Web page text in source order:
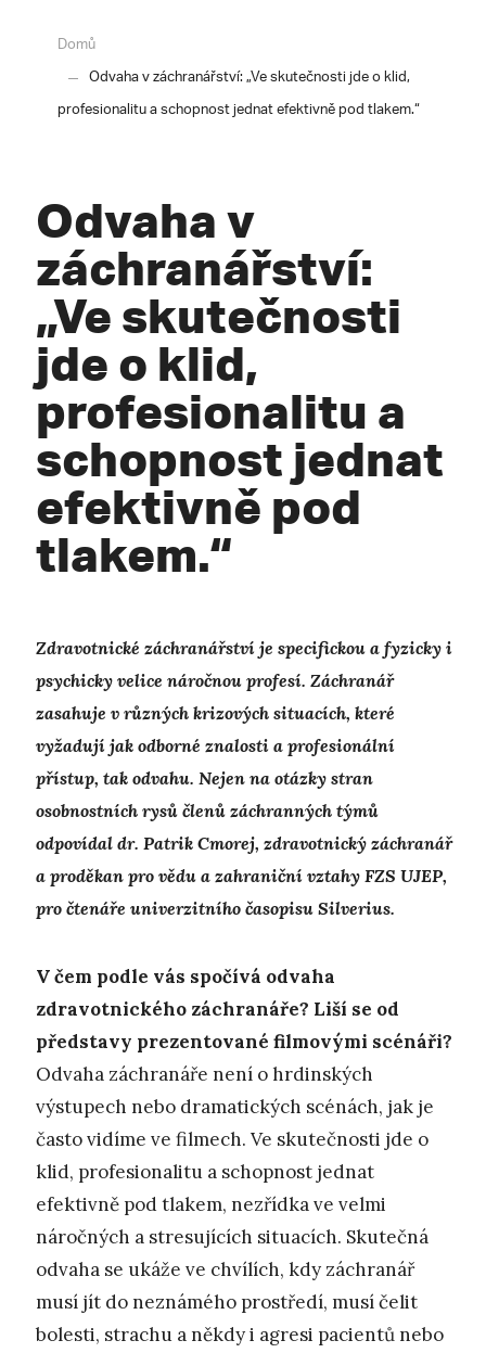
Domů
Odvaha v záchranářství: „Ve skutečnosti jde o klid,
profesionalitu a schopnost jednat efektivně pod tlakem.“
Odvaha v
záchranářství:
„Ve skutečnosti
jde o klid,
profesionalitu a
schopnost jednat
efektivně pod
tlakem.“
Zdravotnické záchranářství je specifickou a fyzicky i
psychicky velice náročnou profesí. Záchranář
zasahuje v různých krizových situacích, které
vyžadují jak odborné znalosti a profesionální
přístup, tak odvahu. Nejen na otázky stran
osobnostních rysů členů záchranných týmů
odpovídal dr. Patrik Cmorej, zdravotnický záchranář
a proděkan pro vědu a zahraniční vztahy FZS UJEP,
pro čtenáře univerzitního časopisu Silverius.
V čem podle vás spočívá odvaha
zdravotnického záchranáře? Liší se od
představy prezentované filmovými scénáři?
Odvaha záchranáře není o hrdinských
výstupech nebo dramatických scénách, jak je
často vidíme ve filmech. Ve skutečnosti jde o
klid, profesionalitu a schopnost jednat
efektivně pod tlakem, nezřídka ve velmi
náročných a stresujících situacích. Skutečná
odvaha se ukáže ve chvílích, kdy záchranář
musí jít do neznámého prostředí, musí čelit
bolesti, strachu a někdy i agresi pacientů nebo